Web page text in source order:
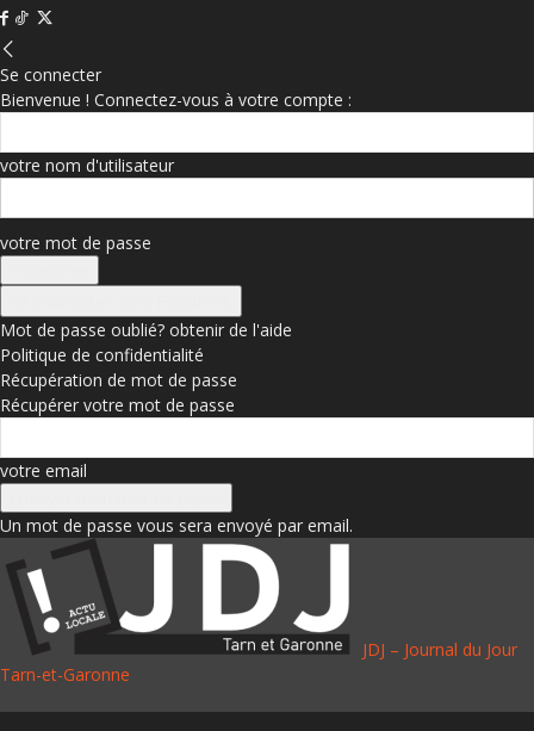
Se connecter
Bienvenue ! Connectez-vous à votre compte :
votre nom d'utilisateur
votre mot de passe
Mot de passe oublié? obtenir de l'aide
Politique de confidentialité
Récupération de mot de passe
Récupérer votre mot de passe
votre email
Un mot de passe vous sera envoyé par email.
JDJ – Journal du Jour
Tarn-et-Garonne